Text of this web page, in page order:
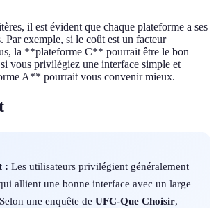
il est évident que chaque plateforme a ses
Par exemple, si le coût est un facteur
la **plateforme C** pourrait être le bon
vous privilégiez une interface simple et
A** pourrait vous convenir mieux.
: Les utilisateurs privilégient généralement
allient une bonne interface avec un large
une enquête de UFC-Que Choisir,